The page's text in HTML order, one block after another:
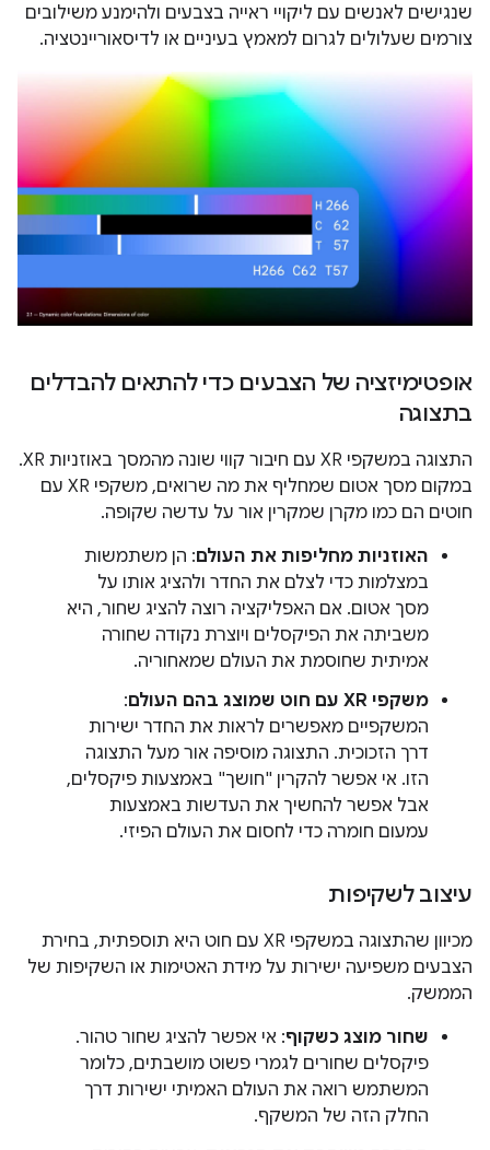
שנגישים לאנשים עם ליקויי ראייה בצבעים ולהימנע משילובים
צורמים שעלולים לגרום למאמץ בעיניים או לדיסאוריינטציה.
אופטימיזציה של הצבעים כדי להתאים להבדלים
בתצוגה
התצוגה במשקפי XR עם חיבור קווי שונה מהמסך באוזניות XR.
במקום מסך אטום שמחליף את מה שרואים, משקפי XR עם
חוטים הם כמו מקרן שמקרין אור על עדשה שקופה.
האוזניות מחליפות את העולם: הן משתמשות
במצלמות כדי לצלם את החדר ולהציג אותו על
מסך אטום. אם האפליקציה רוצה להציג שחור, היא
משביתה את הפיקסלים ויוצרת נקודה שחורה
אמיתית שחוסמת את העולם שמאחוריה.
משקפי XR עם חוט שמוצג בהם העולם
:
המשקפיים מאפשרים לראות את החדר ישירות
דרך הזכוכית. התצוגה מוסיפה אור מעל התצוגה
הזו. אי אפשר להקרין "חושך" באמצעות פיקסלים,
אבל אפשר להחשיך את העדשות באמצעות
עמעום חומרה כדי לחסום את העולם הפיזי.
עיצוב לשקיפות
מכיוון שהתצוגה במשקפי XR עם חוט היא תוספתית, בחירת
הצבעים משפיעה ישירות על מידת האטימות או השקיפות של
הממשק.
שחור מוצג כשקוף: אי אפשר להציג שחור טהור.
פיקסלים שחורים לגמרי פשוט מושבתים, כלומר
המשתמש רואה את העולם האמיתי ישירות דרך
החלק הזה של המשקף.